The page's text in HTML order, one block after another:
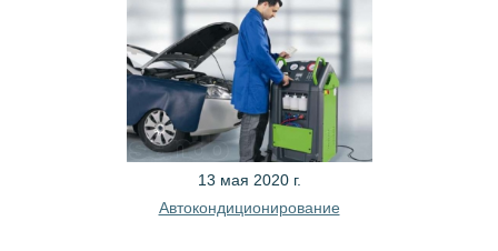
13 мая 2020 г.
Автокондиционирование